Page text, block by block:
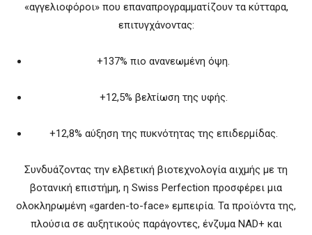
«αγγελιοφόροι» που επαναπρογραμματίζουν τα κύτταρα,
επιτυγχάνοντας:
+137% πιο ανανεωμένη όψη.
+12,5% βελτίωση της υφής.
+12,8% αύξηση της πυκνότητας της επιδερμίδας.
Συνδυάζοντας την ελβετική βιοτεχνολογία αιχμής με τη
βοτανική επιστήμη, η Swiss Perfection προσφέρει μια
ολοκληρωμένη «garden-to-face» εμπειρία. Τα προϊόντα της,
πλούσια σε αυξητικούς παράγοντες, ένζυμα NAD+ και